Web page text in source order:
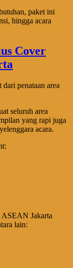
paket ini
hingga acara
penataan area
seluruh area
yang rapi juga
acara.
ASEAN Jakarta
lain: